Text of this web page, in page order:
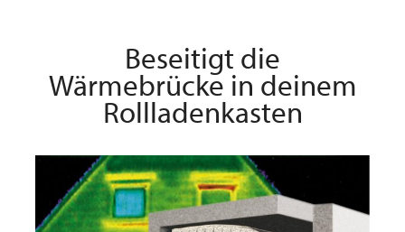
Beseitigt die
Wärmebrücke in deinem
Rollladenkasten